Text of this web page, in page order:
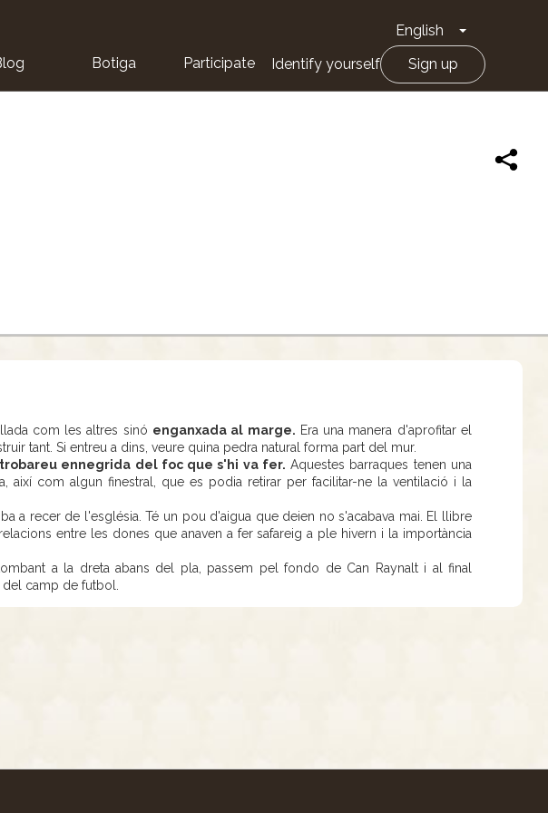
English Toggle
Botiga Participate Identify yourself Sign up
com les altres sinó enganxada al marge. Era una manera d'aprofitar el
tant. Si entreu a dins, veure quina pedra natural forma part del mur.
ennegrida del foc que s'hi va fer. Aquestes barraques tenen una
així com algun finestral, que es podia retirar per facilitar-ne la ventilació i la
a recer de l'església. Té un pou d'aigua que deien no s'acabava mai. El llibre
entre les dones que anaven a fer safareig a ple hivern i la importància
a la dreta abans del pla, passem pel fondo de Can Raynalt i al final
camp de futbol.